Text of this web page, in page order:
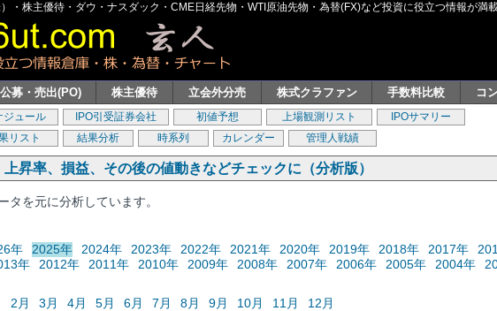
・株主優待・ダウ・ナスダック・CME日経先物・WTI原油先物・為替(FX)など投資に役立つ情報が満
公募・売出(PO) 株主優待 立会外分売 株式クラファン 手数料比較 コ
ジュール IPO引受証券会社 初値予想 上場観測リスト
IPOサマリー
リスト 結果分析 時系列 カレンダー 管理人戦績
上昇率、損益、その後の値動きなどチェックに（分析版）
タを元に分析しています。
年 2025年 2024年 2023年 2022年 2021年 2020年 2019年 2018年 2017年
年 2012年 2011年 2010年 2009年 2008年 2007年 2006年 2005年 2004年
2月 3月 4月 5月 6月 7月 8月 9月 10月 11月 12月